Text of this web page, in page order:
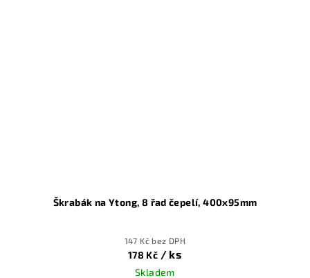
Škrabák na Ytong, 8 řad čepelí, 400x95mm
147 Kč bez DPH
178 Kč / ks
Skladem